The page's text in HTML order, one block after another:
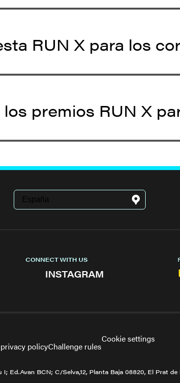
RUN X para los
premios RUN X
CONNECT WITH US
INSTAGRAM
policyChallenge rules
Cookie settings
Ed.Avan BCN; C/Selva,12, Planta Baja 08820, El Prat